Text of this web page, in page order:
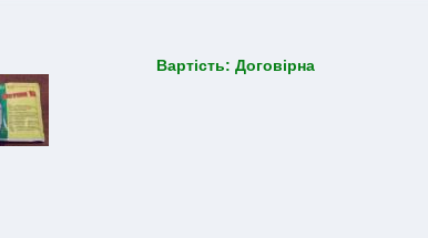
Вартість: Договірна